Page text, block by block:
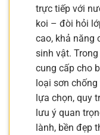
trực tiếp với
koi – đòi hỏi
cao, khả năng
sinh vật.
cung cấp cho
loại sơn
lựa chọn, quy
lưu ý quan
lành, bền đẹp